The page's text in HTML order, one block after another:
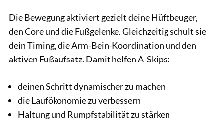
Die Bewegung aktiviert gezielt deine Hüftbeuger,
den Core und die Fußgelenke. Gleichzeitig schult sie
dein Timing, die Arm-Bein-Koordination und den
aktiven Fußaufsatz. Damit helfen A-Skips:
deinen Schritt dynamischer zu machen
die Laufökonomie zu verbessern
Haltung und Rumpfstabilität zu stärken